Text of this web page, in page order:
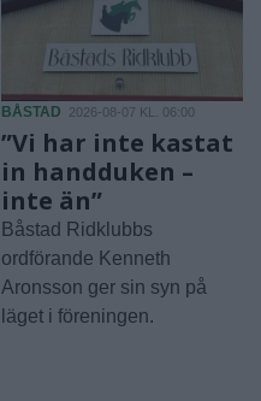
BÅSTAD 2026-08-07 KL. 06:00
”Vi har inte kastat
in handduken –
inte än”
Båstad Ridklubbs
ordförande Kenneth
Aronsson ger sin syn på
läget i föreningen.